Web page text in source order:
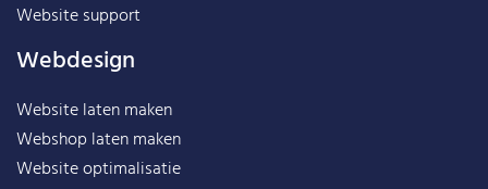
Website support
Webdesign
Website laten maken
Webshop laten maken
Website optimalisatie